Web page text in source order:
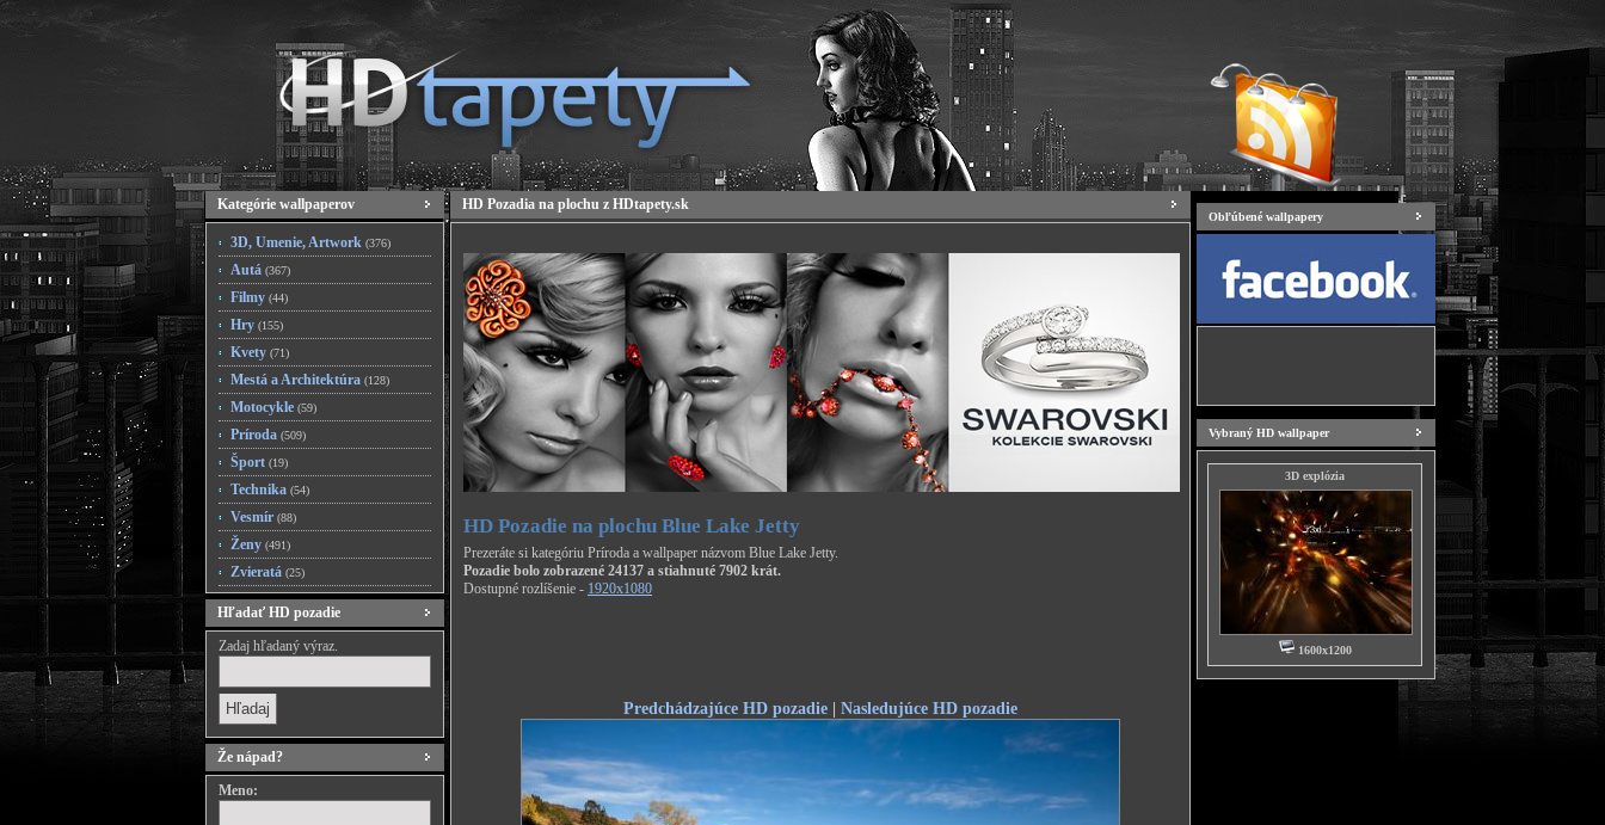
Kategórie wallpaperov
3D, Umenie, Artwork (376)
Autá (367)
Filmy (44)
Hry (155)
Kvety (71)
Mestá a Architektúra (128)
Motocykle (59)
Príroda (509)
Šport (19)
Technika (54)
Vesmír (88)
Ženy (491)
Zvieratá (25)
Hľadať HD pozadie
Zadaj hľadaný výraz.
Že nápad?
Meno:
HD Pozadia na plochu z HDtapety.sk
HD Pozadie na plochu Blue Lake Jetty
Prezeráte si kategóriu Príroda a wallpaper názvom Blue Lake Jetty.
Pozadie bolo zobrazené 24137 a stiahnuté 7902 krát.
Dostupné rozlíšenie - 1920x1080
Predchádzajúce HD pozadie | Nasledujúce HD pozadie
Obľúbené wallpapery
Vybraný HD wallpaper
3D explózia
1600x1200